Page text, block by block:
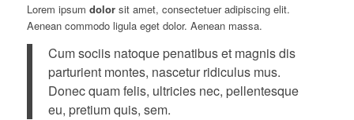
Lorem ipsum dolorsit amet, consectetuer adipiscing elit.
Aenean commodo ligula eget dolor. Aenean massa.
Cum sociis natoque penatibus et magnis dis
parturient montes, nascetur ridiculus mus.
Donec quam felis, ultricies nec, pellentesque
eu, pretium quis, sem.